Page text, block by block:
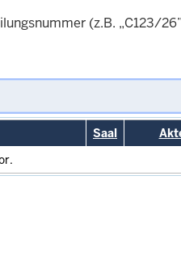
(z.B. „C123/
Saal